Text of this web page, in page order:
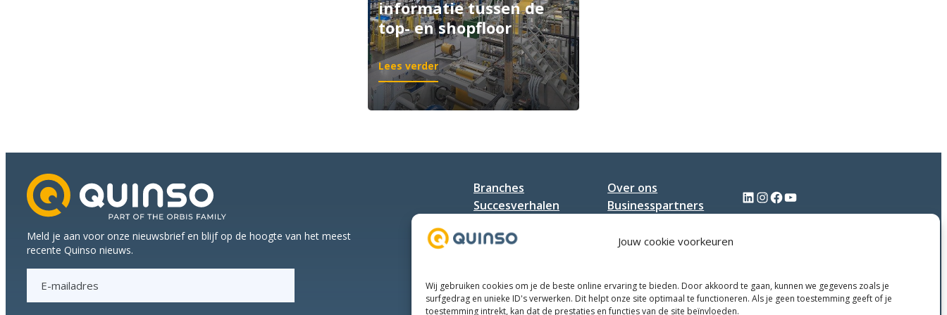
Jouw cookie voorkeuren
Wij gebruiken cookies om je de beste online ervaring te bieden. Door akkoord te gaan, kunnen we gegevens zoals je
surfgedrag en unieke ID's verwerken. Dit helpt onze site optimaal te functioneren. Als je geen toestemming geeft of je
toestemming intrekt, kan dat de prestaties en functies van de site beïnvloeden.
informatie tussen de
top- en shopfloor
Lees verder:
ISA-
95:
grip
shopfloor
Meld je aan voor onze nieuwsbrief en blijf op de hoogte van het meest
recente Quinso nieuws.
Branches
Succesverhalen
Over ons
Businesspartners
LinkedIn InstagramFacebook YouTube